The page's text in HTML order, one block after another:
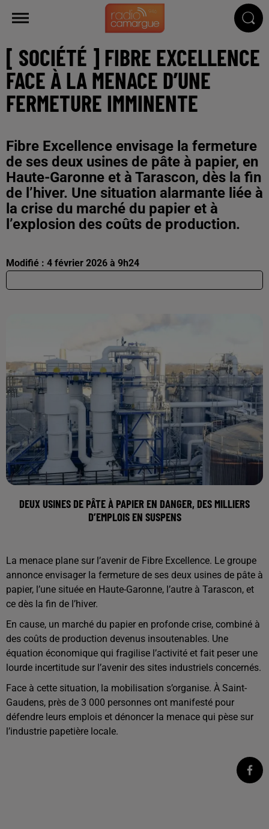
[ SOCIÉTÉ ] FIBRE EXCELLENCE
FACE À LA MENACE D’UNE
FERMETURE IMMINENTE
Fibre Excellence envisage la fermeture
de ses deux usines de pâte à papier, en
Haute-Garonne et à Tarascon, dès la fin
de l’hiver. Une situation alarmante liée à
la crise du marché du papier et à
l’explosion des coûts de production.
Modifié : 4 février 2026 à 9h24
DEUX USINES DE PÂTE À PAPIER EN DANGER, DES MILLIERS
D’EMPLOIS EN SUSPENS
La menace plane sur l’avenir de Fibre Excellence. Le groupe
annonce envisager la fermeture de ses deux usines de pâte à
papier, l’une située en Haute-Garonne, l’autre à Tarascon, et
ce dès la fin de l’hiver.
En cause, un marché du papier en profonde crise, combiné à
des coûts de production devenus insoutenables. Une
équation économique qui fragilise l’activité et fait peser une
lourde incertitude sur l’avenir des sites industriels concernés.
Face à cette situation, la mobilisation s’organise. À Saint-
Gaudens, près de 3 000 personnes ont manifesté pour
défendre leurs emplois et dénoncer la menace qui pèse sur
l’industrie papetière locale.